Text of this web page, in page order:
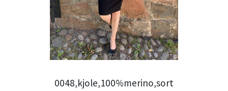
0048,kjole,100%merino,sort